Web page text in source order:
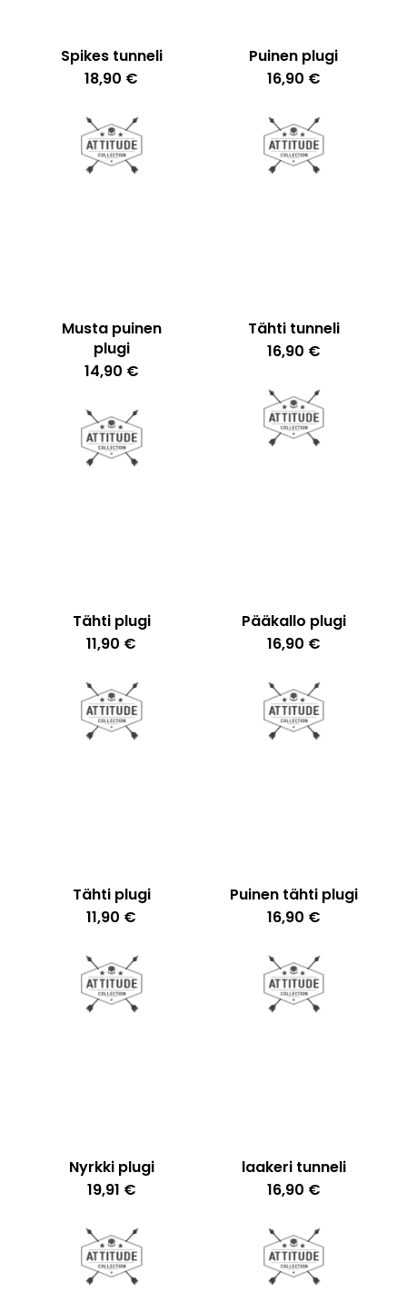
Spikes tunneli
18,90 €
Puinen plugi
16,90 €
Musta puinen
plugi
14,90 €
Tähti tunneli
16,90 €
Tähti plugi
11,90 €
Pääkallo plugi
16,90 €
Tähti plugi
11,90 €
Puinen tähti plugi
16,90 €
Nyrkki plugi
19,91 €
laakeri tunneli
16,90 €